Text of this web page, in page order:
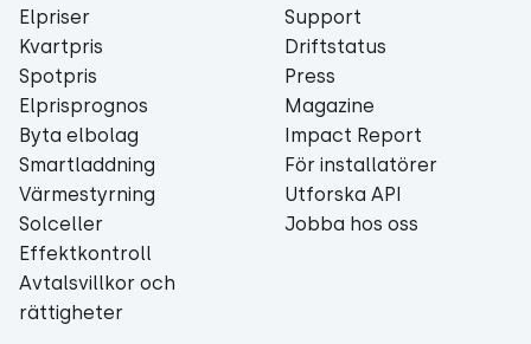
Elpriser
Kvartpris
Spotpris
Elprisprognos
Byta elbolag
Smartladdning
Värmestyrning
Solceller
Effektkontroll
Avtalsvillkor och
rättigheter
Support
Driftstatus
Press
Magazine
Impact Report
För installatörer
Utforska API
Jobba hos oss